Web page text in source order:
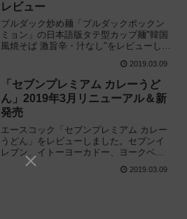
レビュー
ブルダック炒め麺「プルダックポックン
ミョン」の日本語版タテ型カップ麺"韓国
風焼そば 激旨辛・汁なし"をレビューしま
評価し、大盛ビッグとの違いや辛さレベ
ル、味や作り方などを丁寧に解説しま
す。
2019.03.09
「セブンプレミアム カレーうど
ん」2019年3月リニューアル＆新
発売
エースコック「セブンプレミアム カレー
うどん」をレビューしました。セブンイ
レブン、イトーヨーカドー、ヨークベニ
マル、ヨークマートで販売中の新商品カ
ップ麺をリニューアル前と比較しながら
2019.03.09